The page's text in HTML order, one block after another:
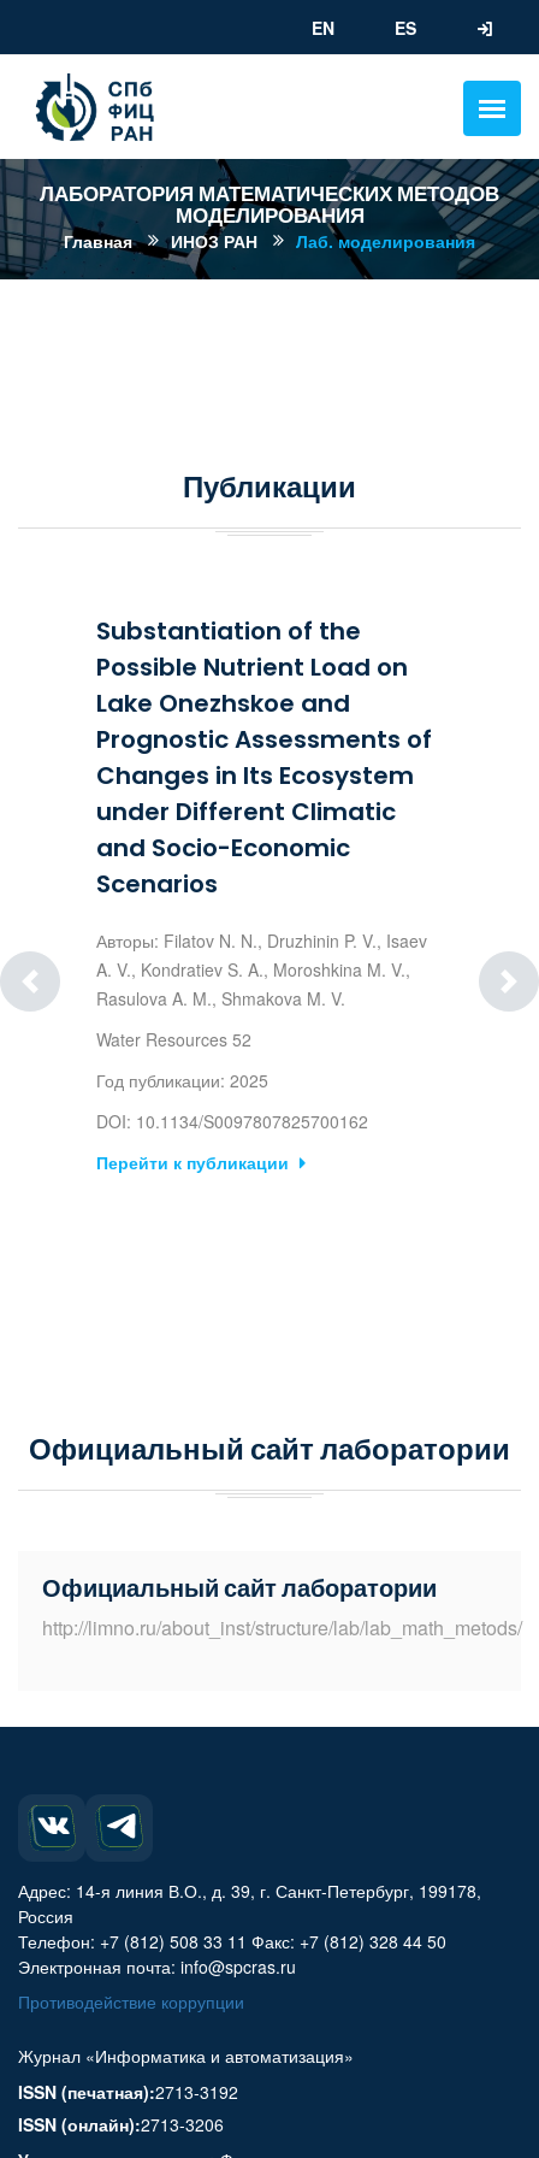
EN ES
ЛАБОРАТОРИЯ МАТЕМАТИЧЕСКИХ МЕТОДОВ
МОДЕЛИРОВАНИЯ
Главная ИНОЗ РАН Лаб. моделирования
Публикации
Substantiation of the
Possible Nutrient Load on
Lake Onezhskoe and
Prognostic Assessments of
Changes in Its Ecosystem
under Different Climatic
and Socio-Economic
Scenarios
Авторы: Filatov N. N., Druzhinin P. V., Isaev
A. V., Kondratiev S. A., Moroshkina M. V.,
Rasulova A. M., Shmakova M. V.
Water Resources 52
Год публикации: 2025
DOI: 10.1134/S0097807825700162
Перейти к публикации
Официальный сайт лаборатории
Официальный сайт лаборатории
http://limno.ru/about_inst/structure/lab/lab_math_metods/
Адрес: 14-я линия В.О., д. 39, г. Санкт-Петербург, 199178,
Россия
Телефон: +7 (812) 508 33 11 Факс: +7 (812) 328 44 50
Электронная почта: info@spcras.ru
Противодействие коррупции
Журнал «Информатика и автоматизация»
ISSN (печатная):2713-3192
ISSN (онлайн):2713-3206